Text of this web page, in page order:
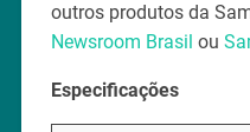
outros produtos da
Newsroom Brasil ou
Especificações